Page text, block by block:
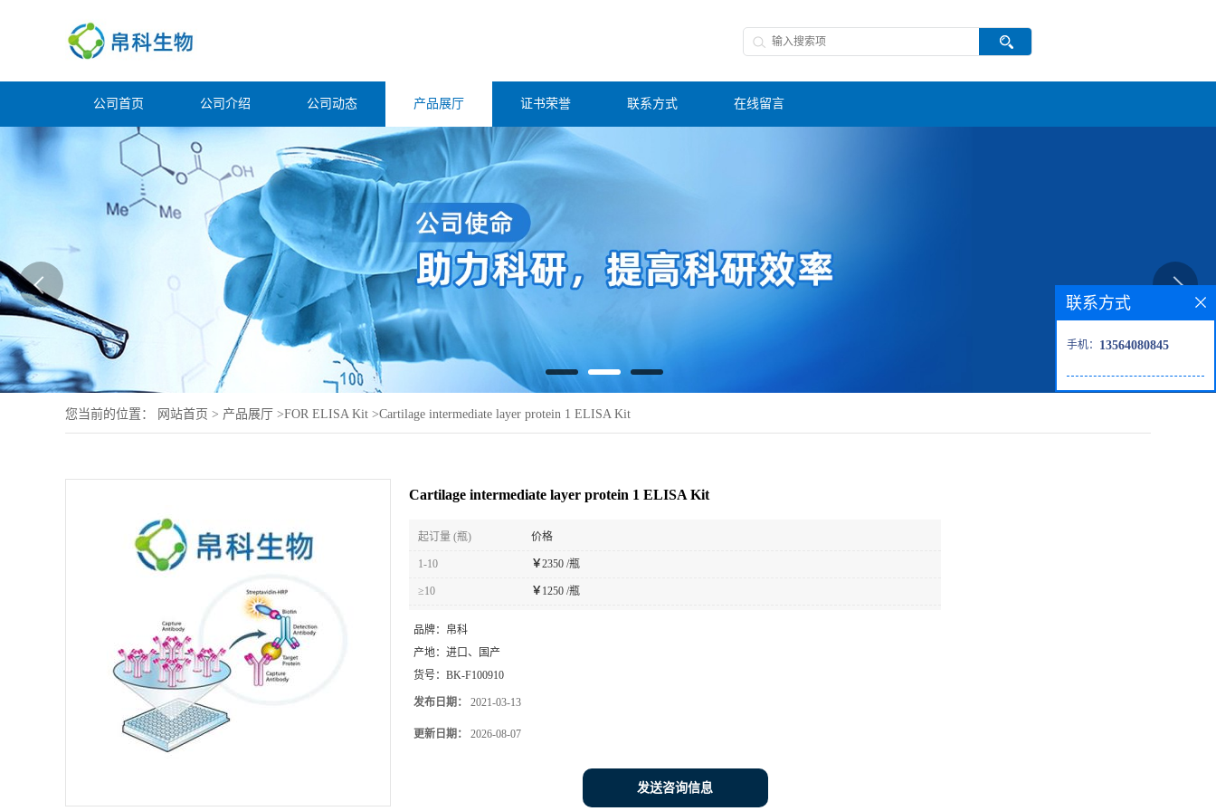
公司首页 公司介绍 公司动态 产品展厅 证书荣誉 联系方式 在线留言
您当前的位置： 网站首页 > 产品展厅 >FOR ELISA Kit >Cartilage intermediate layer protein 1 ELISA Kit
Cartilage intermediate layer protein 1 ELISA Kit
起订量 (瓶) 价格
1-10 ￥2350 /瓶
≥10 ￥1250 /瓶
品牌： 帛科
产地： 进口、国产
货号： BK-F100910
发布日期： 2021-03-13
更新日期： 2026-08-07
发送咨询信息
联系方式
手机： 13564080845